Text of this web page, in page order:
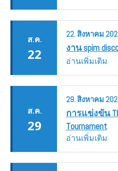
ส.ค.
22
22.สิงหาคม
งาน spim
อ่านเพิ่มเติม
ส.ค.
29
29.สิงหาคม
การแข่งขัน
Tournament
อ่านเพิ่มเติม